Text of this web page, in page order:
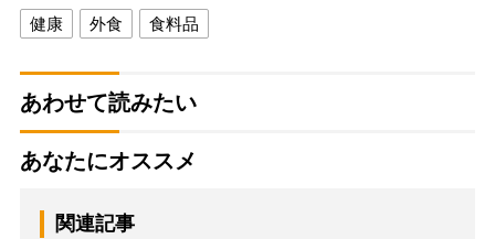
健康 外食 食料品
あわせて読みたい
あなたにオススメ
関連記事